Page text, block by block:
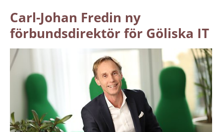
Carl-Johan Fredin ny
förbundsdirektör för Göliska IT